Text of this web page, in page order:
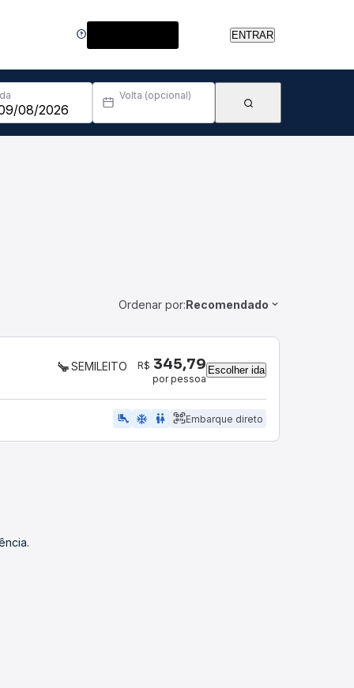
ENTRAR
Volta (opcional)
Ordenar por:Recomendado
SEMILEITO R$ 345,79
por pessoa
Escolher ida
airline_seat_legroom_extra ac_unit WC Embarque direto